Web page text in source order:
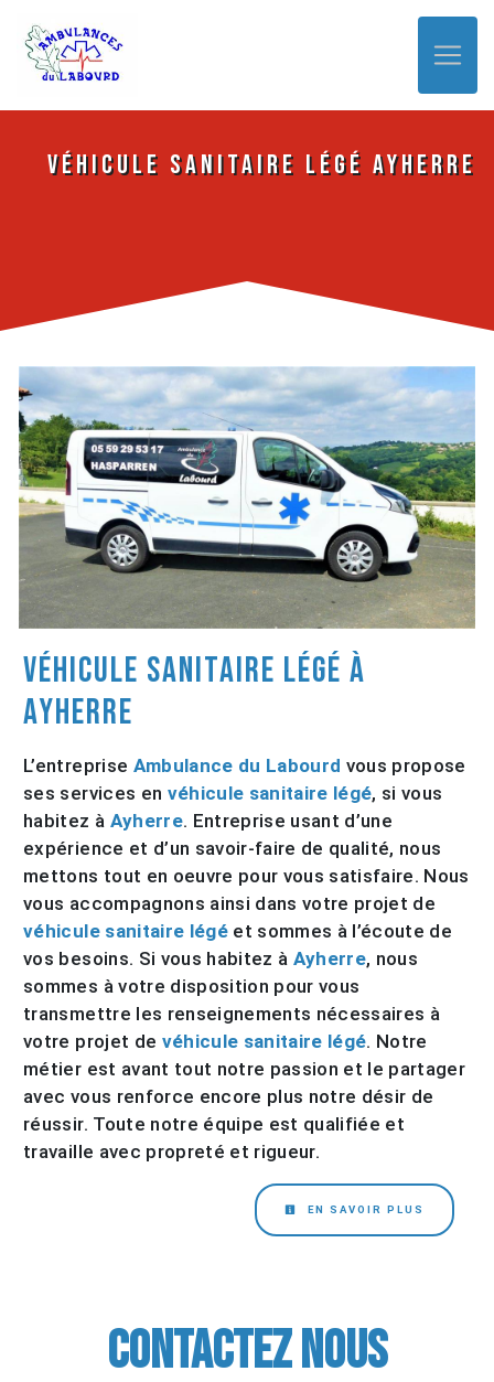
véhicule sanitaire légé Ayherre
véhicule sanitaire légé à
Ayherre
L’entreprise Ambulance du Labourd vous propose
ses services en véhicule sanitaire légé, si vous
habitez à Ayherre. Entreprise usant d’une
expérience et d’un savoir-faire de qualité, nous
mettons tout en oeuvre pour vous satisfaire. Nous
vous accompagnons ainsi dans votre projet de
véhicule sanitaire légéet sommes à l’écoute de
vos besoins. Si vous habitez à Ayherre, nous
sommes à votre disposition pour vous
transmettre les renseignements nécessaires à
votre projet de véhicule sanitaire légé. Notre
métier est avant tout notre passion et le partager
avec vous renforce encore plus notre désir de
réussir. Toute notre équipe est qualifiée et
travaille avec propreté et rigueur.
EN SAVOIR PLUS
Contactez nous